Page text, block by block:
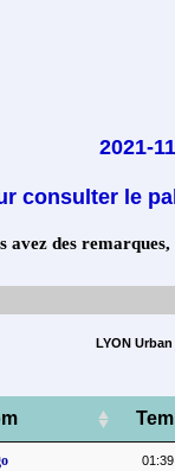
2021-
consulter le
avez des
LYON